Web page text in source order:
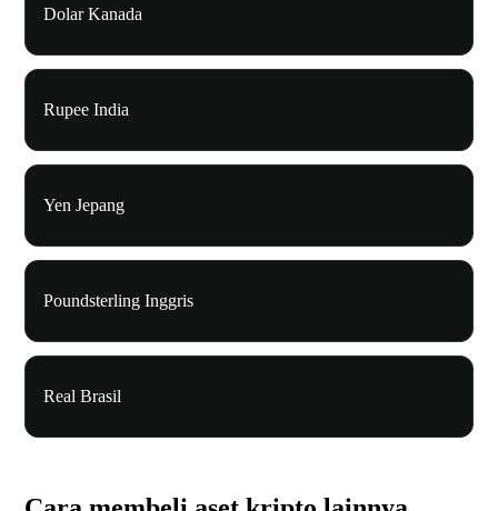
Dolar Kanada
Rupee India
Yen Jepang
Poundsterling Inggris
Real Brasil